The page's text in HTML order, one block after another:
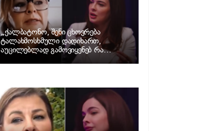
„ქალბატონო, შენი ცხოვრება
ტალახმოსხმული დადიხართ,
აუცილებლად გამოვიყენებ რა
ინფორმაციაც მაქვს“… – რა